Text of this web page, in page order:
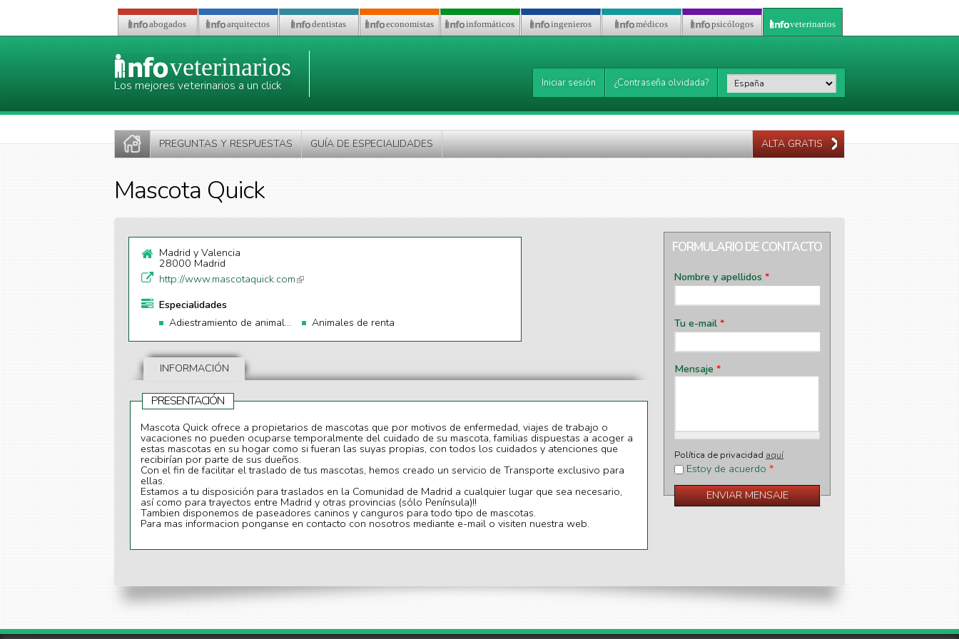
abogados arquitectos dentistas economistas informáticos ingenieros médicos psicólogos veterinarios
veterinarios
Los mejores veterinarios a un click Iniciar sesión ¿Contraseña olvidada? País*
PREGUNTAS Y RESPUESTAS GUÍA DE ESPECIALIDADES ALTA GRATIS
Mascota Quick
Madrid y Valencia
28000 Madrid
http://www.mascotaquick.com(link is
Especialidades
Adiestramiento de animales
Animales de renta
INFORMACIÓN
PRESENTACIÓN
Mascota Quick ofrece a propietarios de mascotas que por motivos de enfermedad, viajes de trabajo o
vacaciones no pueden ocuparse temporalmente del cuidado de su mascota, familias dispuestas a acoger a
estas mascotas en su hogar como si fueran las suyas propias, con todos los cuidados y atenciones que
recibirían por parte de sus dueños.
Con el fin de facilitar el traslado de tus mascotas, hemos creado un servicio de Transporte exclusivo para
ellas.
Estamos a tu disposición para traslados en la Comunidad de Madrid a cualquier lugar que sea necesario,
así como para trayectos entre Madrid y otras provincias (sólo Península)!!
Tambien disponemos de paseadores caninos y canguros para todo tipo de mascotas.
Para mas informacion ponganse en contacto con nosotros mediante e-mail o visiten nuestra web.
FORMULARIO DE CONTACTO
Nombre y apellidos*
Tu e-mail*
Mensaje*
Política de privacidad aquí
Estoy de acuerdo*